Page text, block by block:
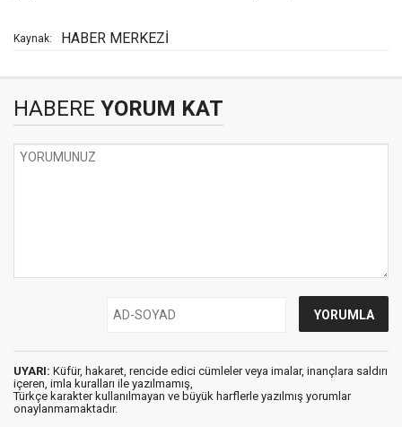
Kaynak: HABER MERKEZİ
HABERE YORUM KAT
UYARI: Küfür, hakaret, rencide edici cümleler veya imalar, inançlara saldırı
içeren, imla kuralları ile yazılmamış,
Türkçe karakter kullanılmayan ve büyük harflerle yazılmış yorumlar
onaylanmamaktadır.